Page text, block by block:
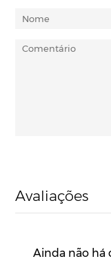
Avaliações
Ainda não há